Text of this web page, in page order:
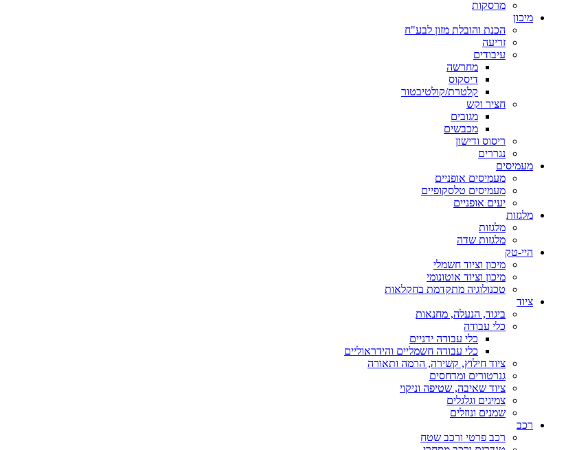
מרסקות
מיכון
הכנת והובלת מזון לבע"ח
זריעה
עיבודים
מחרשה
דיסקוס
קלטרת/קולטיבטור
חציר וקש
מגובים
מכבשים
ריסוס ודישון
נגררים
מעמיסים
מעמיסים אופניים
מעמיסים טלסקופיים
יעים אופניים
מלגזות
מלגזות
מלגזות שדה
היי-טק
מיכון וציוד חשמלי
מיכון וציוד אוטונומי
טכנולוגיה מתקדמת בחקלאות
ציוד
ביגוד, הנעלה, מחנאות
כלי עבודה
כלי עבודה ידניים
כלי עבודה חשמליים והידראוליים
ציוד חילוץ, קשירה, הרמה ותאורה
גנרטורים ומדחסים
ציוד שאיבה, שטיפה וניקוי
צמיגים וגלגלים
שמנים ונוזלים
רכב
רכב פרטי ורכב שטח